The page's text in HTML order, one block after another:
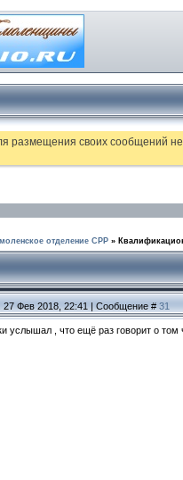
размещения своих сообщений
отделение СРР »
27 Фев 2018, 22:41 | Сообщение #31
услышал , что ещё раз говорит о